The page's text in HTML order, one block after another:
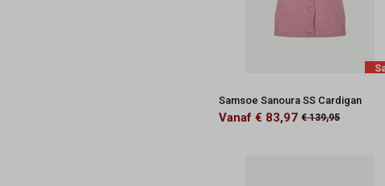
Samsoe Sanoura SS Cardigan
Vanaf € 83,97 € 139,95